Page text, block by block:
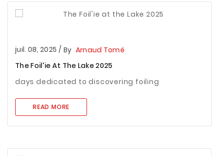
juil. 08, 2025 / By Arnaud Tomé
The Foil'ie At The Lake 2025
days dedicated to discovering foiling
READ MORE